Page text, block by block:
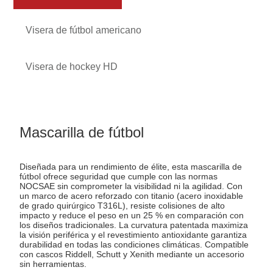
Visera de fútbol americano
Visera de hockey HD
Mascarilla de fútbol
Diseñada para un rendimiento de élite, esta mascarilla de
fútbol ofrece seguridad que cumple con las normas
NOCSAE sin comprometer la visibilidad ni la agilidad. Con
un marco de acero reforzado con titanio (acero inoxidable
de grado quirúrgico T316L), resiste colisiones de alto
impacto y reduce el peso en un 25 % en comparación con
los diseños tradicionales. La curvatura patentada maximiza
la visión periférica y el revestimiento antioxidante garantiza
durabilidad en todas las condiciones climáticas. Compatible
con cascos Riddell, Schutt y Xenith mediante un accesorio
sin herramientas.